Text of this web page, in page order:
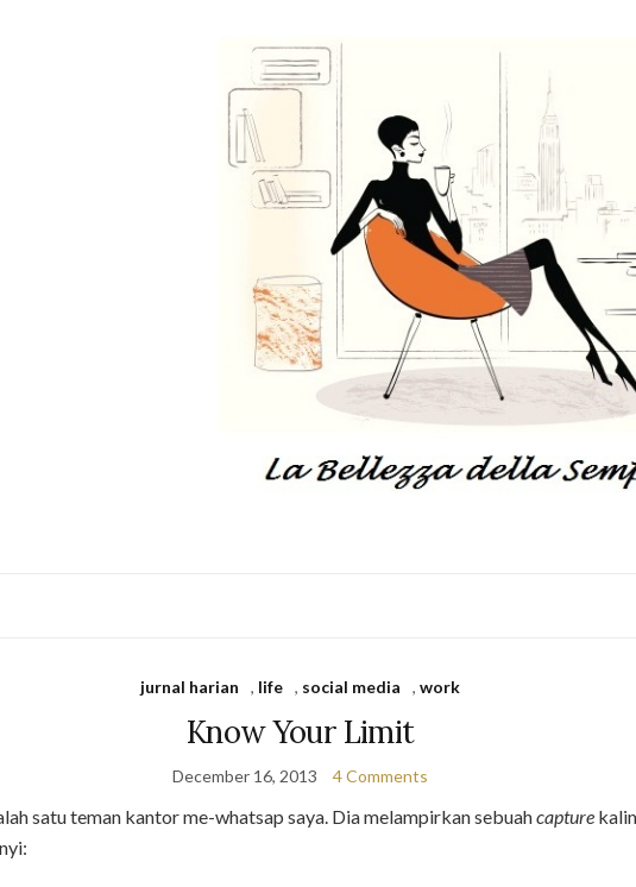
jurnal harian , life , social media ,work
Know Your Limit
December 16, 2013 4 Comments
satu teman kantor me-whatsap saya. Dia melampirkan sebuahcapture